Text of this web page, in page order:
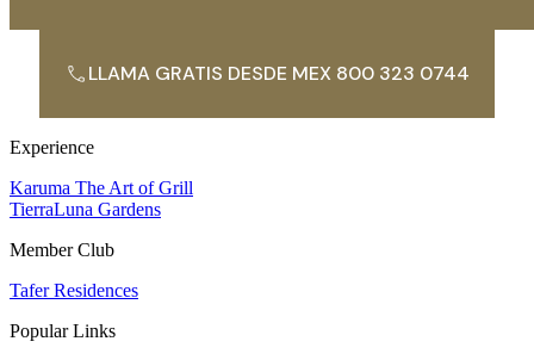
LLAMA GRATIS DESDE MEX 800 323 0744
Experience
Karuma The Art of Grill
TierraLuna Gardens
Member Club
Tafer Residences
Popular Links